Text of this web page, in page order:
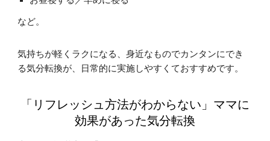
など。
気持ちが軽くラクになる、身近なものでカンタンにでき
る気分転換が、日常的に実施しやすくておすすめです。
「リフレッシュ方法がわからない」ママに
効果があった気分転換